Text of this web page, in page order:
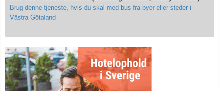
Brug denne tjeneste, hvis du skal med bus fra byer eller steder i
Västra Götaland